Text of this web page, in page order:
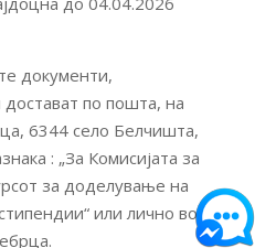
документи,
по пошта, на
6344 село Белчишта,
: „За Комисијата за
за доделување на
или лично во